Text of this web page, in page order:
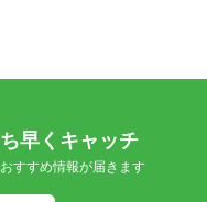
早くキャッチ
すすめ情報が届きます